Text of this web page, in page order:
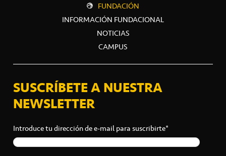
FUNDACIÓN
INFORMACIÓN FUNDACIONAL
NOTICIAS
CAMPUS
SUSCRÍBETE A NUESTRA
NEWSLETTER
Introduce tu dirección de e-mail para suscribirte*